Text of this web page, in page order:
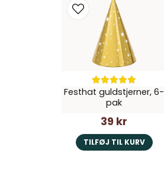
Festhat guldstjerner, 6-
pak
39 kr
TILFØJ TIL KURV